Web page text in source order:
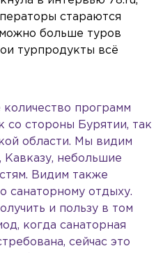
стараются
больше туров
турпродукты всё
программ
со стороны Бурятии, так
области. Мы видим
небольшие
Видим также
санаторному отдыху.
и пользу в том
когда санаторная
сейчас это